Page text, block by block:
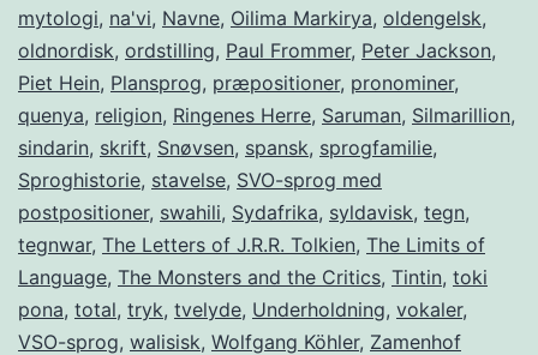
mytologi, na'vi, Navne, Oilima Markirya, oldengelsk,
oldnordisk, ordstilling, Paul Frommer, Peter Jackson,
Piet Hein, Plansprog, præpositioner, pronominer,
quenya, religion, Ringenes Herre, Saruman, Silmarillion,
sindarin, skrift, Snøvsen, spansk, sprogfamilie,
Sproghistorie, stavelse, SVO-sprog med
postpositioner, swahili, Sydafrika, syldavisk, tegn,
tegnwar, The Letters of J.R.R. Tolkien, The Limits of
Language, The Monsters and the Critics, Tintin, toki
pona, total, tryk, tvelyde, Underholdning, vokaler,
VSO-sprog, walisisk, Wolfgang Köhler, Zamenhof